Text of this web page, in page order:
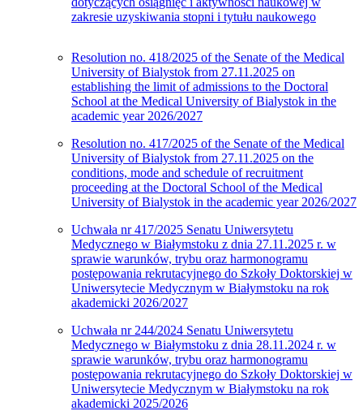
zakresie uzyskiwania stopni i tytułu naukowego
Resolution no. 418/2025 of the Senate of the Medical
University of Bialystok from 27.11.2025 on
establishing the limit of admissions to the Doctoral
School at the Medical University of Bialystok in the
academic year 2026/2027
Resolution no. 417/2025 of the Senate of the Medical
University of Bialystok from 27.11.2025 on the
conditions, mode and schedule of recruitment
proceeding at the Doctoral School of the Medical
University of Bialystok in the academic year 2026/2027
Uchwała nr 417/2025 Senatu Uniwersytetu
Medycznego w Białymstoku z dnia 27.11.2025 r. w
sprawie warunków, trybu oraz harmonogramu
postępowania rekrutacyjnego do Szkoły Doktorskiej w
Uniwersytecie Medycznym w Białymstoku na rok
akademicki 2026/2027
Uchwała nr 244/2024 Senatu Uniwersytetu
Medycznego w Białymstoku z dnia 28.11.2024 r. w
sprawie warunków, trybu oraz harmonogramu
postępowania rekrutacyjnego do Szkoły Doktorskiej w
Uniwersytecie Medycznym w Białymstoku na rok
akademicki 2025/2026